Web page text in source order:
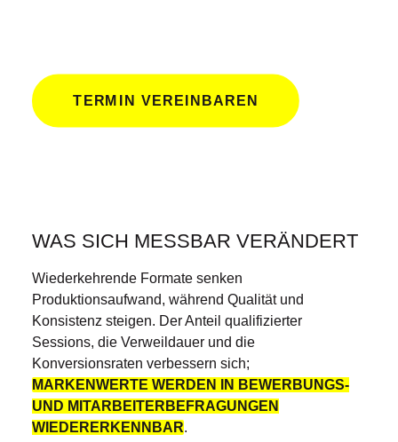
TERMIN VEREINBAREN
WAS SICH MESSBAR VERÄNDERT
Wiederkehrende Formate senken
Produktionsaufwand, während Qualität und
Konsistenz steigen. Der Anteil qualifizierter
Sessions, die Verweildauer und die
Konversionsraten verbessern sich;
MARKENWERTE WERDEN IN BEWERBUNGS-
UND MITARBEITERBEFRAGUNGEN
WIEDERERKENNBAR.